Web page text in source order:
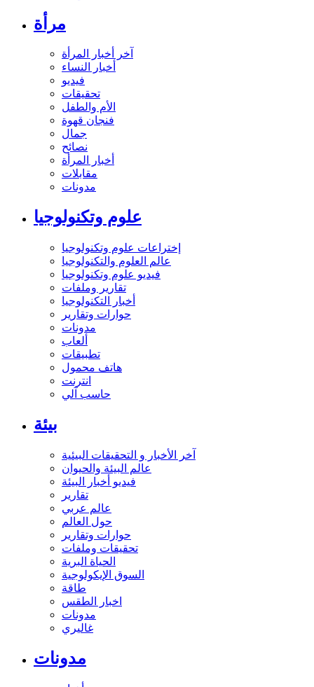
مرأة
آخر أخبار المرأة
أخبار النساء
فيديو
تحقيقات
الأم والطفل
فنجان قهوة
جمال
نصائح
أخبار المرأة
مقابلات
مدونات
علوم وتكنولوجيا
إختراعات علوم وتكنولوجيا
عالم العلوم والتكنولوجيا
فيديو علوم وتكنولوجيا
تقارير وملفات
أخبار التكنولوجيا
حوارات وتقارير
مدونات
ألعاب
تطبيقات
هاتف محمول
انترنت
حاسب آلي
بيئة
آخر الأخبار و التحقيقات البيئية
عالم البيئة والحيوان
فيديو أخبار البيئة
تقارير
عالم عربي
حول العالم
حوارات وتقارير
تحقيقات وملفات
الحياة البرية
السوق الإيكولوجية
طاقة
اخبار الطقس
مدونات
غاليري
مدونات